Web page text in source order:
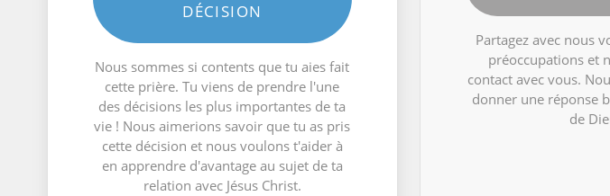
DÉCISION
Nous sommes si contents que tu aies fait
cette prière. Tu viens de prendre l'une
des décisions les plus importantes de ta
vie ! Nous aimerions savoir que tu as pris
cette décision et nous voulons t'aider à
en apprendre d'avantage au sujet de ta
relation avec Jésus Christ.
Partagez avec nous
préoccupations et
contact avec vous.
donner une réponse
de